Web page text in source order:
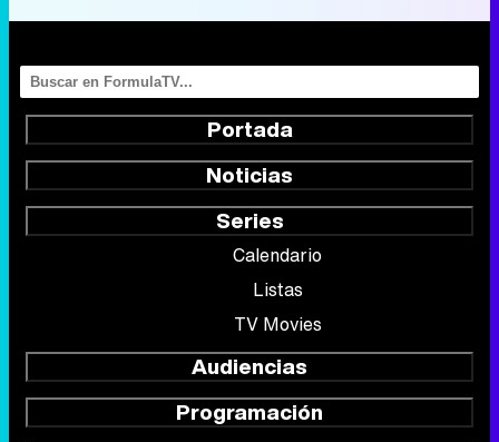
Portada
Noticias
Series
Calendario
Listas
TV Movies
Audiencias
Programación